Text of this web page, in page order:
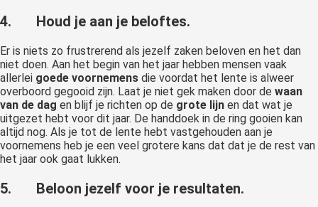
4. Houd je aan je beloftes.
Er is niets zo frustrerend als jezelf zaken beloven en het dan
niet doen. Aan het begin van het jaar hebben mensen vaak
allerlei goede voornemens die voordat het lente is alweer
overboord gegooid zijn. Laat je niet gek maken door de waan
van de dag en blijf je richten op de grote lijn en dat wat je
uitgezet hebt voor dit jaar. De handdoek in de ring gooien kan
altijd nog. Als je tot de lente hebt vastgehouden aan je
voornemens heb je een veel grotere kans dat dat je de rest van
het jaar ook gaat lukken.
5. Beloon jezelf voor je resultaten.